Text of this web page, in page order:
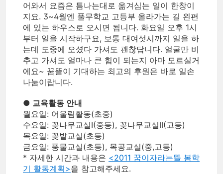
어와서 요즘은 틈나는대로 옮겨심는 일이 한창이
지요. 3~4월엔 풀무학교 고등부 올라가는 길 왼편
에 있는 하우스로 오시면 됩니다. 화요일 오후 1시
부터 일을 시작하구요, 보통 대여섯시까지 일을 하
는데 도중에 오셨다 가셔도 괜찮답니다. 얼굴만 비
추고 가셔도 얼마나 큰 힘이 되는지 아마 모르실거
에요~ 꿈뜰이 기대하는 최고의 후원은 바로 일손
나눔이랍니다.
● 교육활동 안내
월요일: 어울림활동(초중)
수요일: 꽃나무교실I(중등), 꽃나무교실II(고등)
목요일: 꽃밭교실(초등)
금요일: 풍물교실(초등), 목공교실(중,고등)
* 자세한 시간과 내용은 <2011 꿈이자라는뜰 봄학
기 활동계획>을 참고해주세요.